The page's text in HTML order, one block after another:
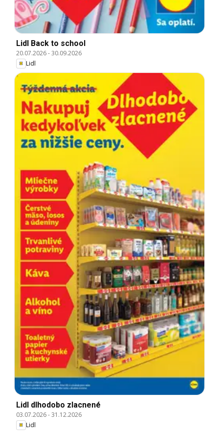
Lidl Back to school
20.07.2026-30.09.2026
Lidl
Lidl dlhodobo zlacnené
03.07.2026-31.12.2026
Lidl